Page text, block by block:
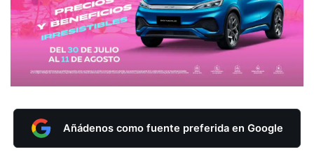
Añádenos como fuente preferida en Google